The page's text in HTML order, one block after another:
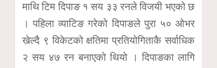
माथि टिम दिपाङ १ सय ३३ रनले विजयी भएको छ
। पहिला व्याटिङ गरेको दिपाङले पुरा ५० ओभर
खेल्दै ९ विकेटको क्षतिमा प्रतियोगिताकै सर्वाधिक
२ सय ४७ रन बनाएको थियो । दिपाङका लागि